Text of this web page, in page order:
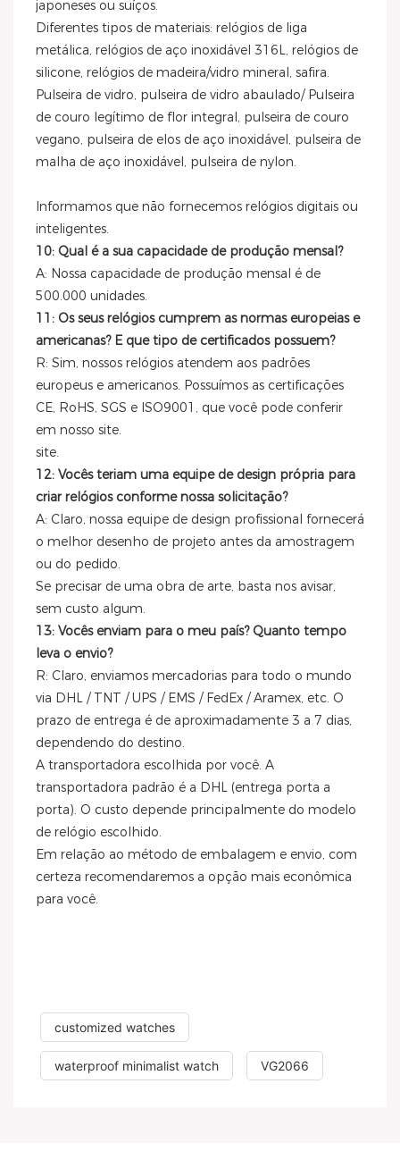
japoneses ou suíços.
Diferentes tipos de materiais: relógios de liga
metálica, relógios de aço inoxidável 316L, relógios de
silicone, relógios de madeira/vidro mineral, safira.
Pulseira de vidro, pulseira de vidro abaulado/ Pulseira
de couro legítimo de flor integral, pulseira de couro
vegano, pulseira de elos de aço inoxidável, pulseira de
malha de aço inoxidável, pulseira de nylon.
Informamos que não fornecemos relógios digitais ou
inteligentes.
10: Qual é a sua capacidade de produção mensal?
A: Nossa capacidade de produção mensal é de
500.000 unidades.
11: Os seus relógios cumprem as normas europeias e
americanas? E que tipo de certificados possuem?
R: Sim, nossos relógios atendem aos padrões
europeus e americanos. Possuímos as certificações
CE, RoHS, SGS e ISO9001, que você pode conferir
em nosso site.
site.
12: Vocês teriam uma equipe de design própria para
criar relógios conforme nossa solicitação?
A: Claro, nossa equipe de design profissional fornecerá
o melhor desenho de projeto antes da amostragem
ou do pedido.
Se precisar de uma obra de arte, basta nos avisar,
sem custo algum.
13: Vocês enviam para o meu país? Quanto tempo
leva o envio?
R: Claro, enviamos mercadorias para todo o mundo
via DHL / TNT / UPS / EMS / FedEx / Aramex, etc. O
prazo de entrega é de aproximadamente 3 a 7 dias,
dependendo do destino.
A transportadora escolhida por você. A
transportadora padrão é a DHL (entrega porta a
porta). O custo depende principalmente do modelo
de relógio escolhido.
Em relação ao método de embalagem e envio, com
certeza recomendaremos a opção mais econômica
para você.
customized watches
waterproof minimalist watch VG2066